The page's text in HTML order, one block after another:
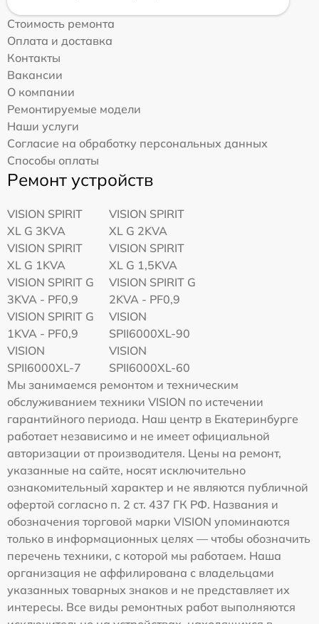
Стоимость ремонта
Оплата и доставка
Контакты
Вакансии
О компании
Ремонтируемые модели
Наши услуги
Согласие на обработку персональных данных
Способы оплаты
Ремонт устройств
VISION SPIRIT
XL G 3KVA
VISION SPIRIT
XL G 2KVA
VISION SPIRIT
XL G 1KVA
VISION SPIRIT
XL G 1,5KVA
VISION SPIRIT G
3KVA - PF0,9
VISION SPIRIT G
2KVA - PF0,9
VISION SPIRIT G
1KVA - PF0,9
VISION
SPII6000XL-90
VISION
SPII6000XL-7
VISION
SPII6000XL-60
Мы занимаемся ремонтом и техническим
обслуживанием техники VISION по истечении
гарантийного периода. Наш центр в Екатеринбурге
работает независимо и не имеет официальной
авторизации от производителя. Цены на ремонт,
указанные на сайте, носят исключительно
ознакомительный характер и не являются публичной
офертой согласно п. 2 ст. 437 ГК РФ. Названия и
обозначения торговой марки VISION упоминаются
только в информационных целях — чтобы обозначить
перечень техники, с которой мы работаем. Наша
организация не аффилирована с владельцами
указанных товарных знаков и не представляет их
интересы. Все виды ремонтных работ выполняются